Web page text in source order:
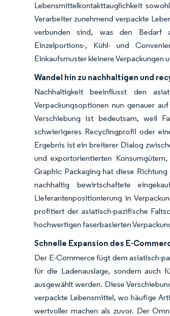
Lebensmittelkontakttauglichkeit
Verarbeiter zunehmend verpackte
verbunden sind, was den Bedarf
Einzelportions-, Kühl- und
Einkaufsmuster kleinere Verpackungen
Wandel hin zu nachhaltigen und
Nachhaltigkeit beeinflusst den
Verpackungsoptionen nun genauer
Verschiebung ist bedeutsam, weil
schwierigeres Recyclingprofil oder
Ergebnis ist ein breiterer Dialog
und exportorientierten
Graphic Packaging hat diese
nachhaltig bewirtschaftete
Lieferantenpositionierung in
profitiert der asiatisch-pazifische
hochwertigen faserbasierten
Schnelle Expansion des E-
Der E-Commerce fügt dem asiatisch-
für die Ladenauslage, sondern auch
ausgewählt werden. Diese
verpackte Lebensmittel, wo häufige
wertvoller machen als zuvor. Der